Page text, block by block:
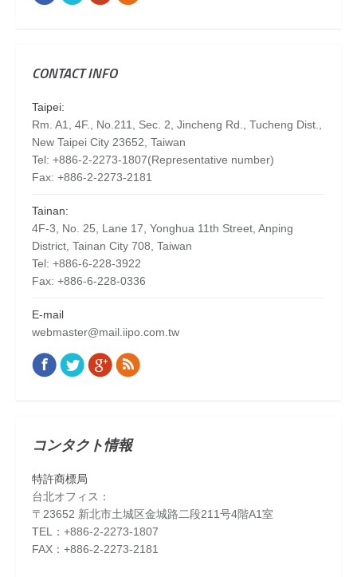
CONTACT INFO
Taipei:
Rm. A1, 4F., No.211, Sec. 2, Jincheng Rd., Tucheng Dist.,
New Taipei City 23652, Taiwan
Tel: +886-2-2273-1807(Representative number)
Fax: +886-2-2273-2181
Tainan:
4F-3, No. 25, Lane 17, Yonghua 11th Street, Anping
District, Tainan City 708, Taiwan
Tel: +886-6-228-3922
Fax: +886-6-228-0336
E-mail
webmaster@mail.iipo.com.tw
Find us on:
Facebook
TwitterGoogle+
Rss
コンタクト情報
特許商標局
台北オフィス：
〒23652 新北市土城区金城路二段211号4階A1室
TEL：+886-2-2273-1807
FAX：+886-2-2273-2181